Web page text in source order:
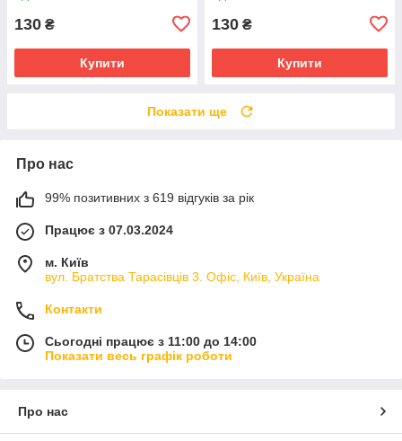
130 ₴
Купити
130 ₴
Купити
Показати ще
Про нас
99% позитивних з 619 відгуків за рік
Працює з 07.03.2024
м. Київ
вул. Братства Тарасівців 3. Офіс, Київ, Україна
Контакти
Сьогодні працює з 11:00 до 14:00
Показати весь графік роботи
Про нас